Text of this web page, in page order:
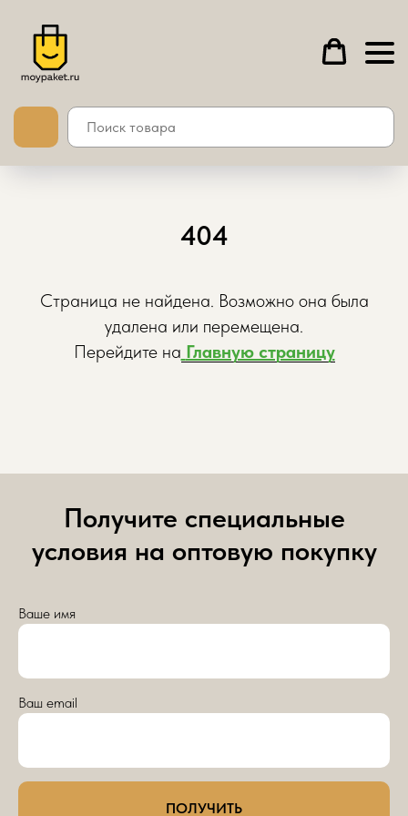
404
Страница не найдена. Возможно она была
удалена или перемещена.
Перейдите на Главную страницу
Получите специальные
условия на оптовую покупку
Ваше имя
Ваш email
ПОЛУЧИТЬ